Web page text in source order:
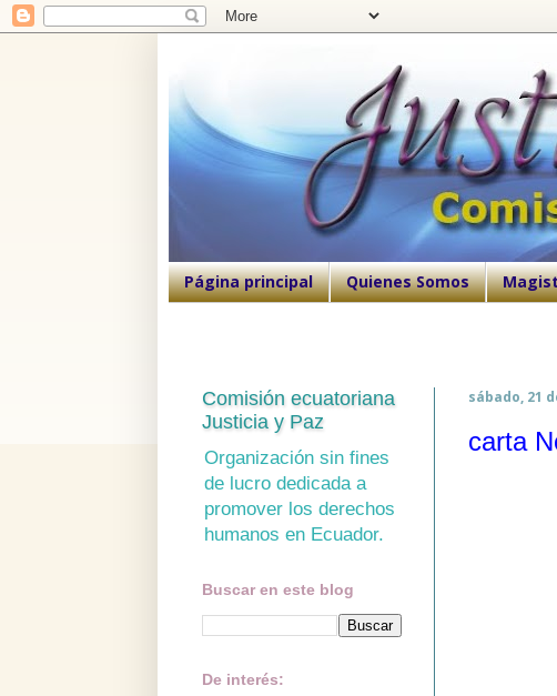
Página principal Quienes Somos
sábado, 21
carta
Comisión ecuatoriana
Justicia y Paz
Organización sin fines
de lucro dedicada a
promover los derechos
humanos en Ecuador.
Buscar en este blog
De interés: